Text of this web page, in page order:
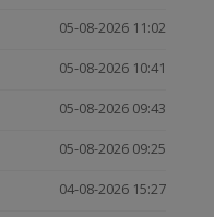
05-08-2026 11:02
05-08-2026 10:41
05-08-2026 09:43
05-08-2026 09:25
04-08-2026 15:27